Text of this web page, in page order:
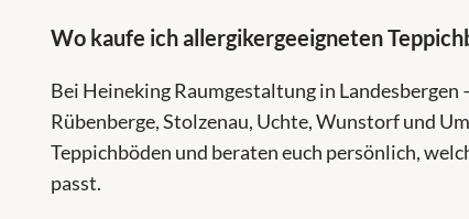
Wo kaufe ich allergikergeeigneten
Bei Heineking Raumgestaltung in
Rübenberge, Stolzenau, Uchte, Wunstorf und
Teppichböden und beraten euch persönlich,
passt.